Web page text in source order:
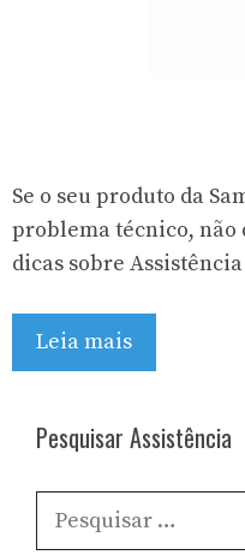
Se o seu produto da
problema técnico, não
dicas sobre
Leia mais
Pesquisar Assistência
Pesquisar
por: